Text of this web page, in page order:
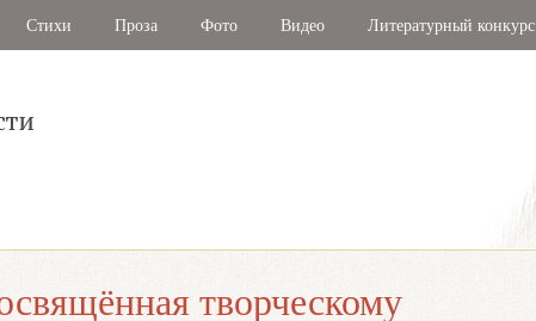
Стихи Проза Фото Видео Литературный конкурс
творческому